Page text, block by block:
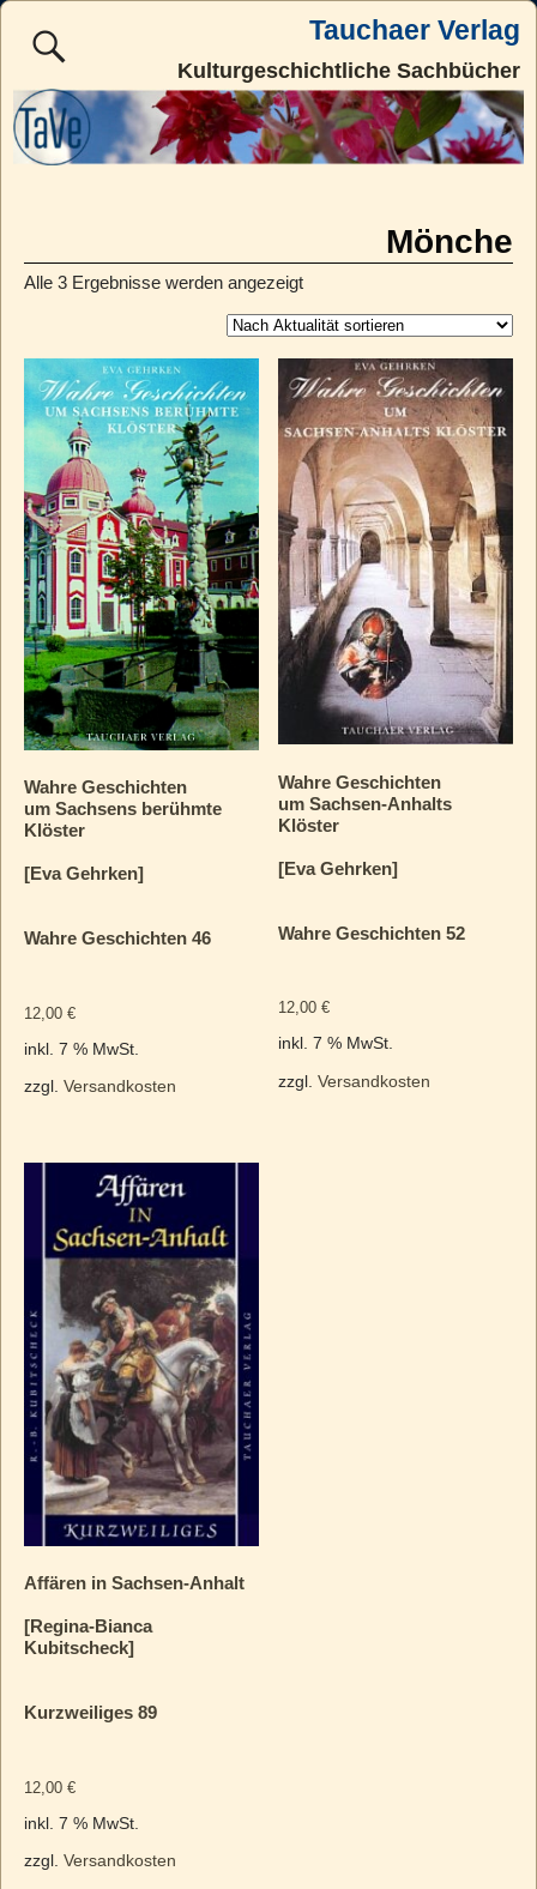
Tauchaer Verlag
Kulturgeschichtliche Sachbücher
Mönche
Alle 3 Ergebnisse werden angezeigt
Wahre Geschichten
um Sachsens berühmte
Klöster
[Eva Gehrken]
Wahre Geschichten 46
12,00 €
inkl. 7 % MwSt.
zzgl. Versandkosten
Wahre Geschichten
um Sachsen-Anhalts
Klöster
[Eva Gehrken]
Wahre Geschichten 52
12,00€
inkl. 7 % MwSt.
zzgl.Versandkosten
Affären in Sachsen-Anhalt
[Regina-Bianca
Kubitscheck]
Kurzweiliges 89
12,00 €
inkl. 7 % MwSt.
zzgl. Versandkosten